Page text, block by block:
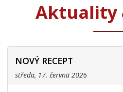
Aktuality
NOVÝ RECEPT
středa, 17. června 2026